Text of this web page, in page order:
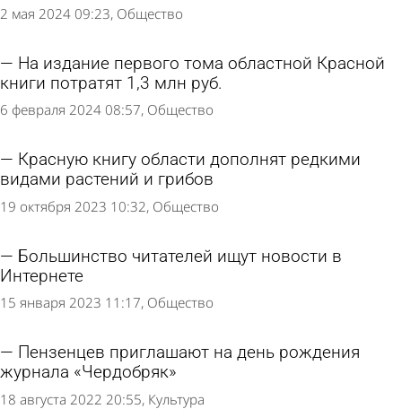
2 мая 2024 09:23 Общество
На издание первого тома областной Красной
книги потратят 1,3 млн руб.
6 февраля 2024 08:57 Общество
Красную книгу области дополнят редкими
видами растений и грибов
19 октября 2023 10:32 Общество
Большинство читателей ищут новости в
Интернете
15 января 2023 11:17 Общество
Пензенцев приглашают на день рождения
журнала «Чердобряк»
18 августа 2022 20:55 Культура